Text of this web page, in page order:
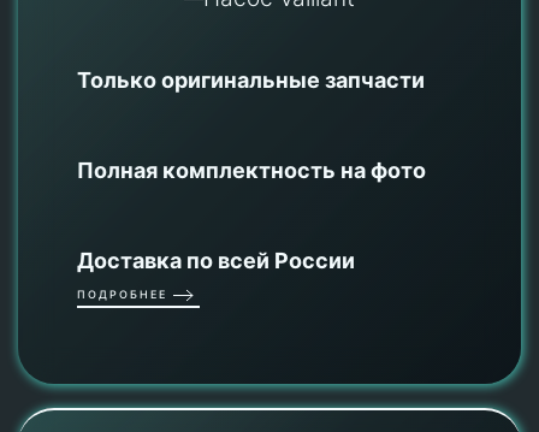
Только оригинальные запчасти
Полная комплектность на фото
Доставка по всей России
ПОДРОБНЕЕ